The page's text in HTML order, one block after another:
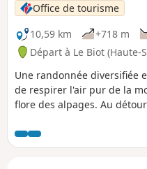
Office de tourisme
10,59 km
+718 m
Départ à Le Biot (Haute-
Une randonnée diversifiée
de respirer l'air pur de la
flore des alpages. Au
complément, décrit dans
permet de monter jusqu'au